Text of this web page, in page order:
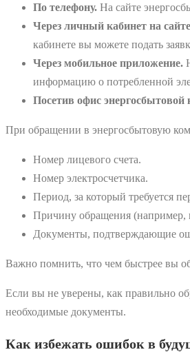
По телефону. На сайте
Через личный кабинет на
кабинете вы можете подать
Через мобильное приложение.
информацию о потребленной
Посетив офис энергосбытовой
При обращении в энергосбытовую
Номер лицевого счета.
Номер электросчетчика.
Период, за который требуется
Причину обращения (например,
Документы, подтверждающие
Важно помнить, что чем быстрее вы
Если вы не уверены, как правильно
необходимые документы.
Как избежать ошибок в